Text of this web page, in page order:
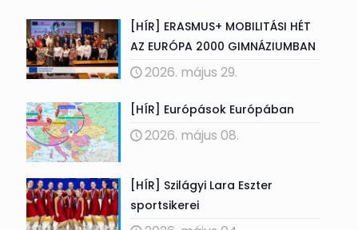
[HÍR] ERASMUS+ MOBILITÁSI HÉT
AZ EURÓPA 2000 GIMNÁZIUMBAN
2026. május 29.
[HÍR] Európások Európában
2026. május 08.
[HÍR] Szilágyi Lara Eszter
sportsikerei